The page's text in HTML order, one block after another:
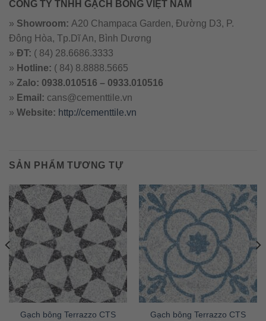
CÔNG TY TNHH GẠCH BÔNG VIỆT NAM
» Showroom: A20 Champaca Garden, Đường D3, P.
Đông Hòa, Tp.Dĩ An, Bình Dương
» ĐT: ( 84) 28.6686.3333
» Hotline: ( 84) 8.8888.5665
» Zalo: 0938.010516 – 0933.010516
» Email: cans@cementtile.vn
» Website: http://cementtile.vn
SẢN PHẨM TƯƠNG TỰ
Gạch bông Terrazzo CTS
Gạch bông Terrazzo CTS